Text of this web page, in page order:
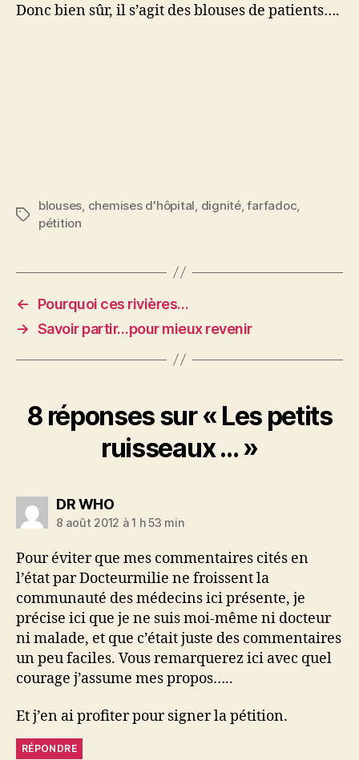
Donc bien sûr, il s’agit des blouses de patients….
Étiquettes
blouses chemises d'hôpital dignité,farfadoc
pétition
←
Pourquoi ces rivières…
→ Savoir partir…pour mieux revenir
8 réponses sur « Les petits
ruisseaux … »
DR WHOdit :
8 août 2012 à 1 h 53 min
Pour éviter que mes commentaires cités en
l’état par Docteurmilie ne froissent la
communauté des médecins ici présente, je
précise ici que je ne suis moi-même ni docteur
ni malade, et que c’était juste des commentaires
un peu faciles. Vous remarquerez ici avec quel
courage j’assume mes propos…..
Et j’en ai profiter pour signer la pétition.
RÉPONDRE